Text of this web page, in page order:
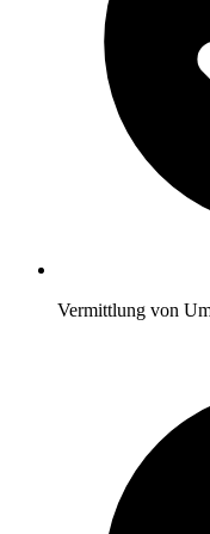
Vermittlung von